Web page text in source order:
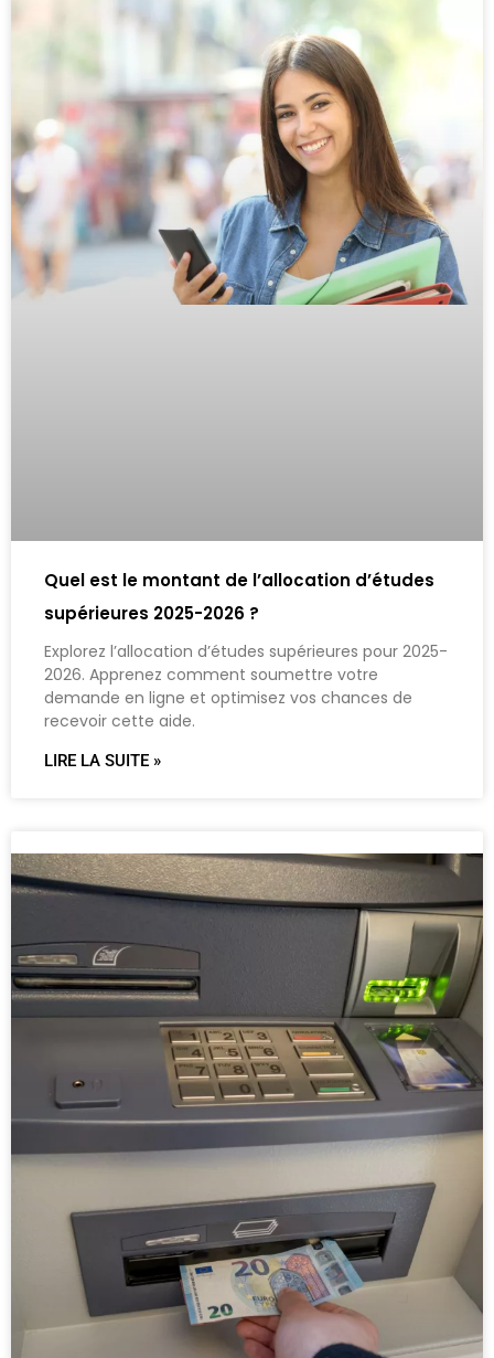
Quel est le montant de l’allocation d’études
supérieures 2025-2026 ?
Explorez l’allocation d’études supérieures pour 2025-
2026. Apprenez comment soumettre votre
demande en ligne et optimisez vos chances de
recevoir cette aide.
LIRE LA SUITE »